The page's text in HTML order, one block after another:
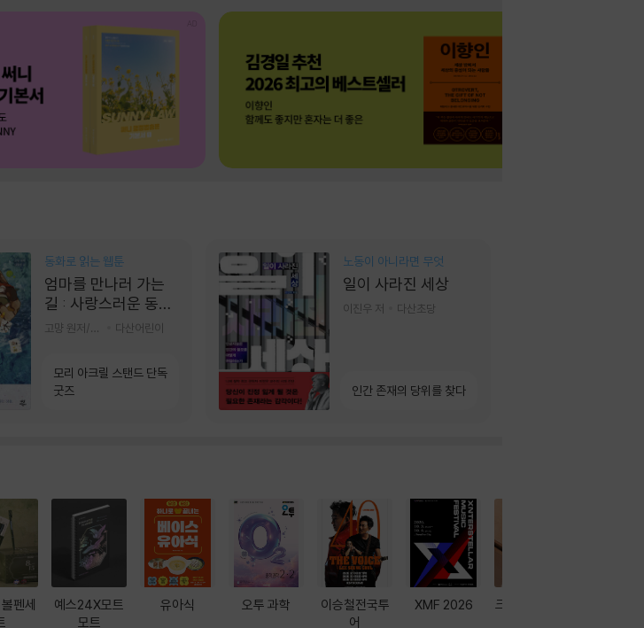
동화로 읽는 웹툰
엄마를 만나러 가는
길 : 사랑스러운 동그
라미
다산어린이
모리 아크릴 스탠드 단독
굿즈
노동이 아니라면 무엇
일이 사라진 세상
이진우 저 다산초당
인간 존재의 당위를 찾다
펜세
예스24X모트
모트
유아식 오투 과학
이승철전국투
어
XMF 2026
크레마 이북 리